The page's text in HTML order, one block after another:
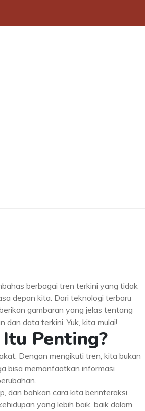
berbagai tren terkini yang tidak
depan kita. Dari teknologi terbaru
gambaran yang jelas tentang
dan data terkini. Yuk, kita mulai!
Penting?
Dengan mengikuti tren, kita bukan
bisa memanfaatkan informasi
dan bahkan cara kita berinteraksi.
yang lebih baik, baik dalam